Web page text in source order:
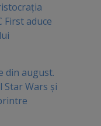
First aduce
din august.
Star Wars și